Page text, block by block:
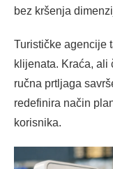
bez kršenja
Turističke agencije
klijenata. Kraća, ali
ručna prtljaga
redefinira način
korisnika.